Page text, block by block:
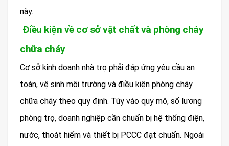
này.
Điều kiện về cơ sở vật chất và phòng cháy
chữa cháy
Cơ sở kinh doanh nhà trọ phải đáp ứng yêu cầu an
toàn, vệ sinh môi trường và điều kiện phòng cháy
chữa cháy theo quy định. Tùy vào quy mô, số lượng
phòng trọ, doanh nghiệp cần chuẩn bị hệ thống điện,
nước, thoát hiểm và thiết bị PCCC đạt chuẩn. Ngoài